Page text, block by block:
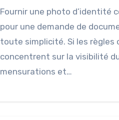
Fournir une photo d’identité certifiée est essentiel
pour une demande de
toute simplicité. Si les règles
concentrent sur la visibilité
mensurations et…